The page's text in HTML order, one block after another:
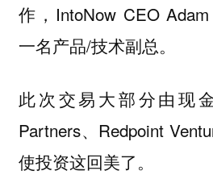
作，IntoNow CEO
一名产品/技术副总。
此次交易大部分由现
Partners、Redpoint
使投资这回美了。